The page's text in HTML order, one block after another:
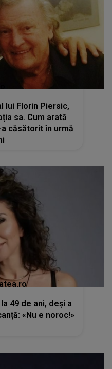
lui Florin Piersic,
sa. Cum arată
căsătorit în urmă
49 de ani, deși a
«Nu e noroc!»